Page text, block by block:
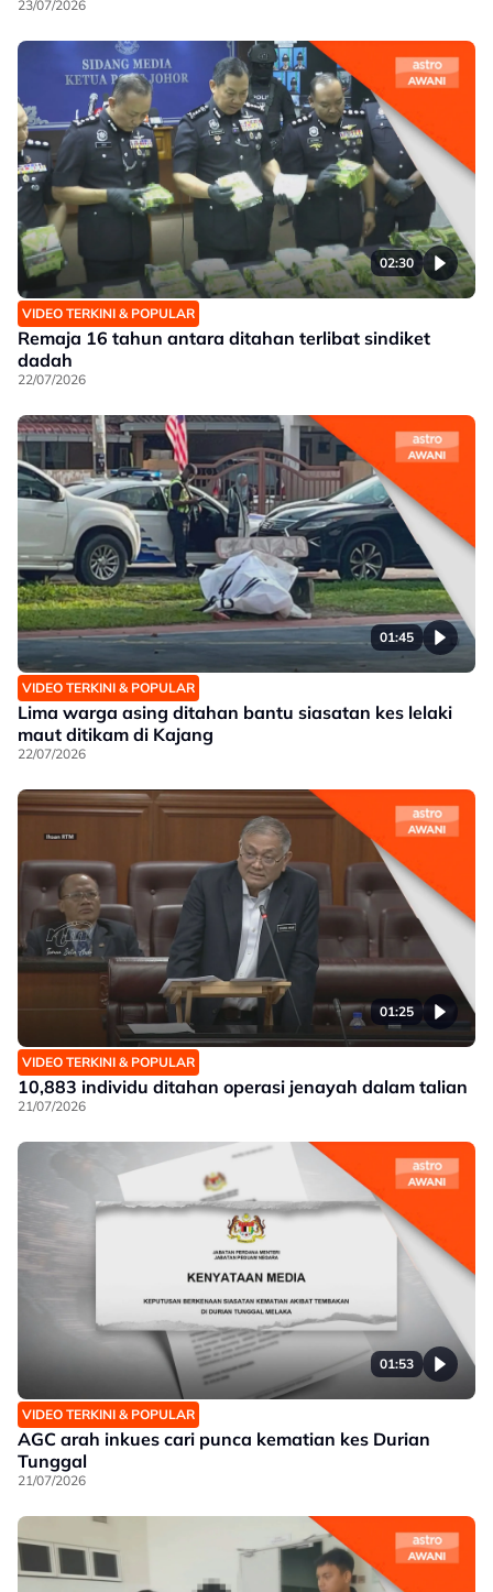
23/07/2026
02:30
VIDEO TERKINI & POPULAR
Remaja 16 tahun antara ditahan terlibat sindiket
dadah
22/07/2026
01:45
VIDEO TERKINI & POPULAR
Lima warga asing ditahan bantu siasatan kes lelaki
maut ditikam di Kajang
22/07/2026
01:25
VIDEO TERKINI & POPULAR
10,883 individu ditahan operasi jenayah dalam talian
21/07/2026
01:53
VIDEO TERKINI & POPULAR
AGC arah inkues cari punca kematian kes Durian
Tunggal
21/07/2026